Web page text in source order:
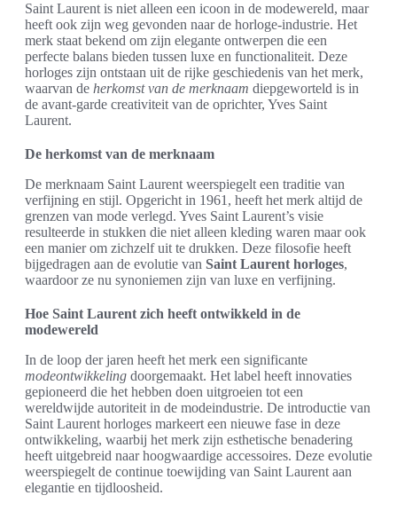
Saint Laurent is niet alleen een icoon in de modewereld, maar
heeft ook zijn weg gevonden naar de horloge-industrie. Het
merk staat bekend om zijn elegante ontwerpen die een
perfecte balans bieden tussen luxe en functionaliteit. Deze
horloges zijn ontstaan uit de rijke geschiedenis van het merk,
waarvan de herkomst van de merknaam diepgeworteld is in
de avant-garde creativiteit van de oprichter, Yves Saint
Laurent.
De herkomst van de merknaam
De merknaam Saint Laurent weerspiegelt een traditie van
verfijning en stijl. Opgericht in 1961, heeft het merk altijd de
grenzen van mode verlegd. Yves Saint Laurent’s visie
resulteerde in stukken die niet alleen kleding waren maar ook
een manier om zichzelf uit te drukken. Deze filosofie heeft
bijgedragen aan de evolutie van Saint Laurent horloges,
waardoor ze nu synoniemen zijn van luxe en verfijning.
Hoe Saint Laurent zich heeft ontwikkeld in de
modewereld
In de loop der jaren heeft het merk een significante
modeontwikkeling doorgemaakt. Het label heeft innovaties
gepioneerd die het hebben doen uitgroeien tot een
wereldwijde autoriteit in de modeindustrie. De introductie van
Saint Laurent horloges markeert een nieuwe fase in deze
ontwikkeling, waarbij het merk zijn esthetische benadering
heeft uitgebreid naar hoogwaardige accessoires. Deze evolutie
weerspiegelt de continue toewijding van Saint Laurent aan
elegantie en tijdloosheid.